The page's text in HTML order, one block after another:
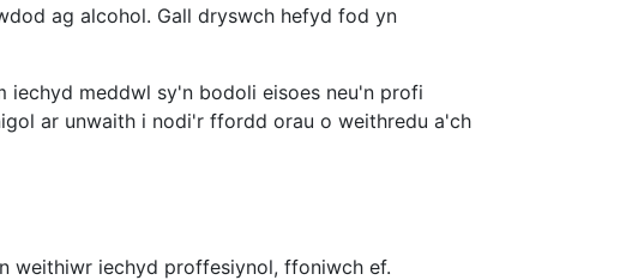
ag alcohol. Gall dryswch hefyd fod yn
meddwl sy'n bodoli eisoes neu'n profi
ar unwaith i nodi'r ffordd orau o weithredu a'ch
weithiwr iechyd proffesiynol, ffoniwch ef.